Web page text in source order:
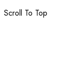
Scroll To Top